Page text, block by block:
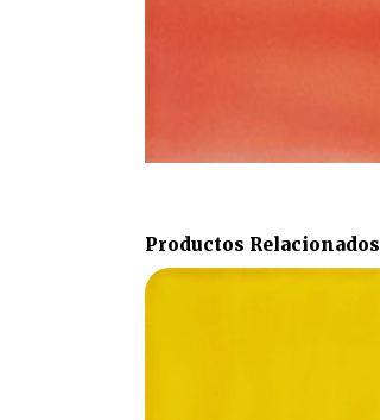
Productos Relacionados